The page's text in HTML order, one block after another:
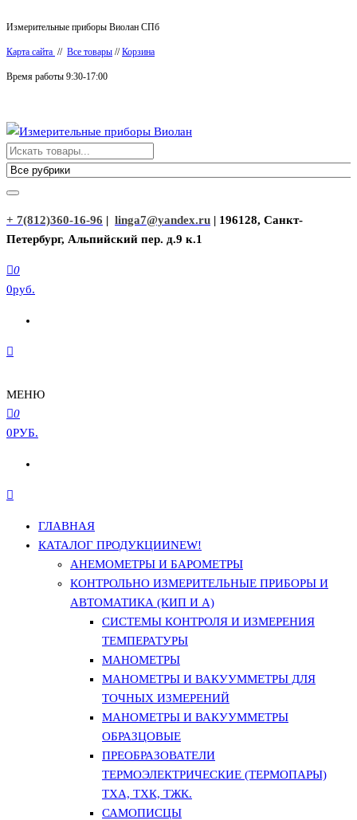
к
содержимому
Измерительные приборы Виолан СПб
Карта сайта // Все товары //Корзина
Время работы 9:30-17:00
Измерительные приборы Виолан
+ 7(812)360-16-96 | linga7@yandex.ru | 196128, Санкт-
Петербург, Альпийский пер. д.9 к.1
0
0руб.
МЕНЮ
0
0РУБ.
ГЛАВНАЯ
КАТАЛОГ ПРОДУКЦИИNEW!
АНЕМОМЕТРЫ И БАРОМЕТРЫ
КОНТРОЛЬНО ИЗМЕРИТЕЛЬНЫЕ ПРИБОРЫ И
АВТОМАТИКА (КИП И А)
СИСТЕМЫ КОНТРОЛЯ И ИЗМЕРЕНИЯ
ТЕМПЕРАТУРЫ
МАНОМЕТРЫ
МАНОМЕТРЫ И ВАКУУММЕТРЫ ДЛЯ
ТОЧНЫХ ИЗМЕРЕНИЙ
МАНОМЕТРЫ И ВАКУУММЕТРЫ
ОБРАЗЦОВЫЕ
ПРЕОБРАЗОВАТЕЛИ
ТЕРМОЭЛЕКТРИЧЕСКИЕ (ТЕРМОПАРЫ)
ТХА, ТХК, ТЖК.
САМОПИСЦЫ